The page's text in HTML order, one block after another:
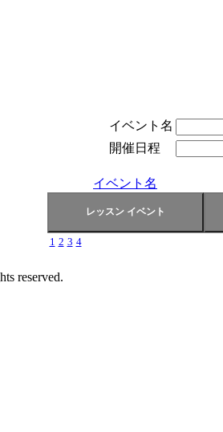
イベント名
開催日程
イベント名
1 2 3 4
reserved.